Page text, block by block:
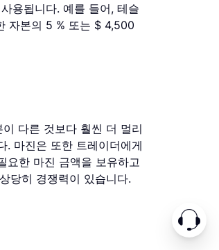
용됩니다. 예를 들어, 테슬
자본의 5 % 또는 $ 4,500
다른 것보다 훨씬 더 멀리
. 마진은 또한 트레이더에게
요한 마진 금액을 보유하고
당히 경쟁력이 있습니다.